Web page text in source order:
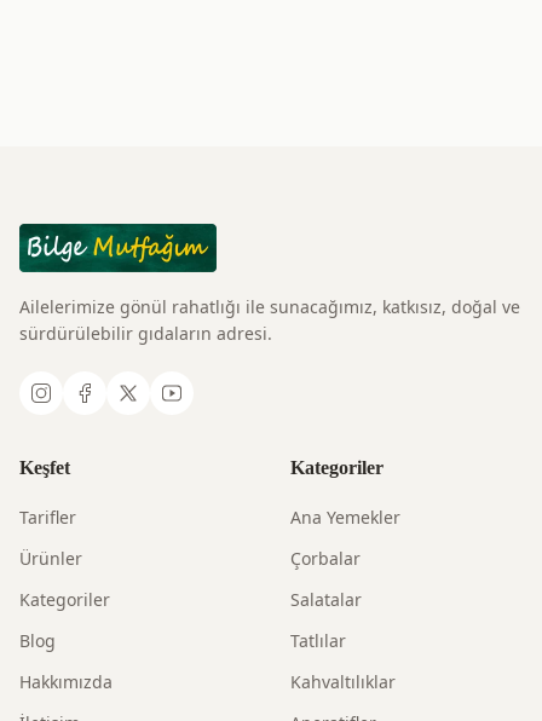
Ailelerimize gönül rahatlığı ile sunacağımız, katkısız, doğal ve
sürdürülebilir gıdaların adresi.
Keşfet
Tarifler
Ürünler
Kategoriler
Blog
Hakkımızda
Kategoriler
Ana Yemekler
Çorbalar
Salatalar
Tatlılar
Kahvaltılıklar